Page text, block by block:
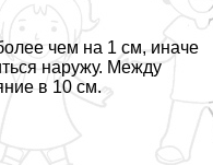
чем на 1 см, иначе
наружу. Между
в 10 см.